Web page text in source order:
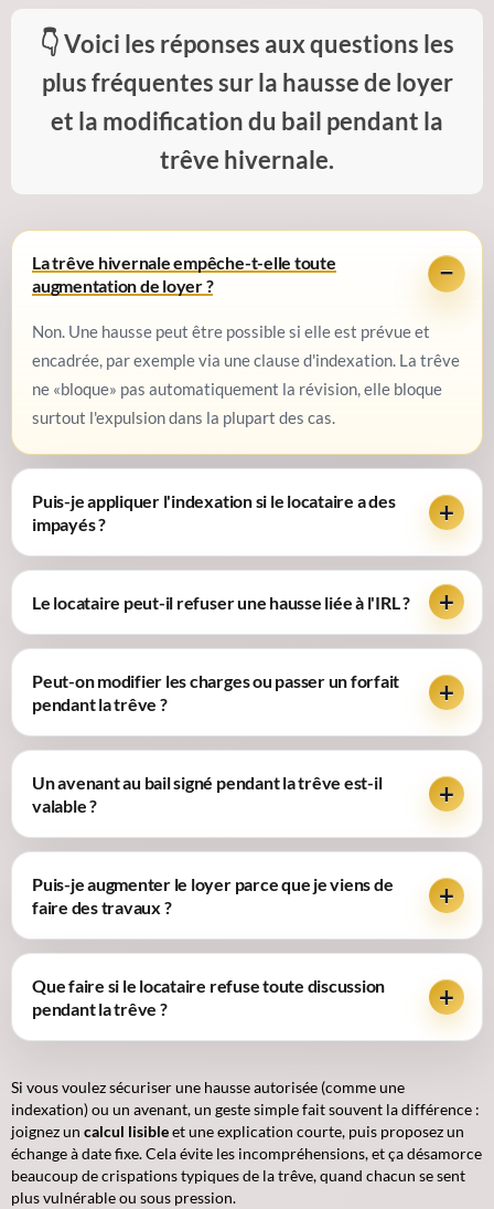
Voici les réponses aux questions les
plus fréquentes sur la hausse de loyer
et la modification du bail pendant la
trêve hivernale.
La trêve hivernale empêche-t-elle toute
augmentation de loyer ?
Non. Une hausse peut être possible si elle est prévue et
encadrée, par exemple via une clause d'indexation. La trêve
ne «bloque» pas automatiquement la révision, elle bloque
surtout l'expulsion dans la plupart des cas.
Puis-je appliquer l'indexation si le locataire a des
impayés ?
Le locataire peut-il refuser une hausse liée à l'IRL ?
Peut-on modifier les charges ou passer un forfait
pendant la trêve ?
Un avenant au bail signé pendant la trêve est-il
valable ?
Puis-je augmenter le loyer parce que je viens de
faire des travaux ?
Que faire si le locataire refuse toute discussion
pendant la trêve ?
Si vous voulez sécuriser une hausse autorisée (comme une
indexation) ou un avenant, un geste simple fait souvent la différence :
joignez un calcul lisibleet une explication courte, puis proposez un
échange à date fixe. Cela évite les incompréhensions, et ça désamorce
beaucoup de crispations typiques de la trêve, quand chacun se sent
plus vulnérable ou sous pression.